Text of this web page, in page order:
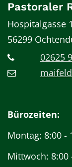
Pastoraler
Hospitalgasse
56299
02625
Bürozeiten:
Montag: 8:00 -
Mittwoch: 8:00